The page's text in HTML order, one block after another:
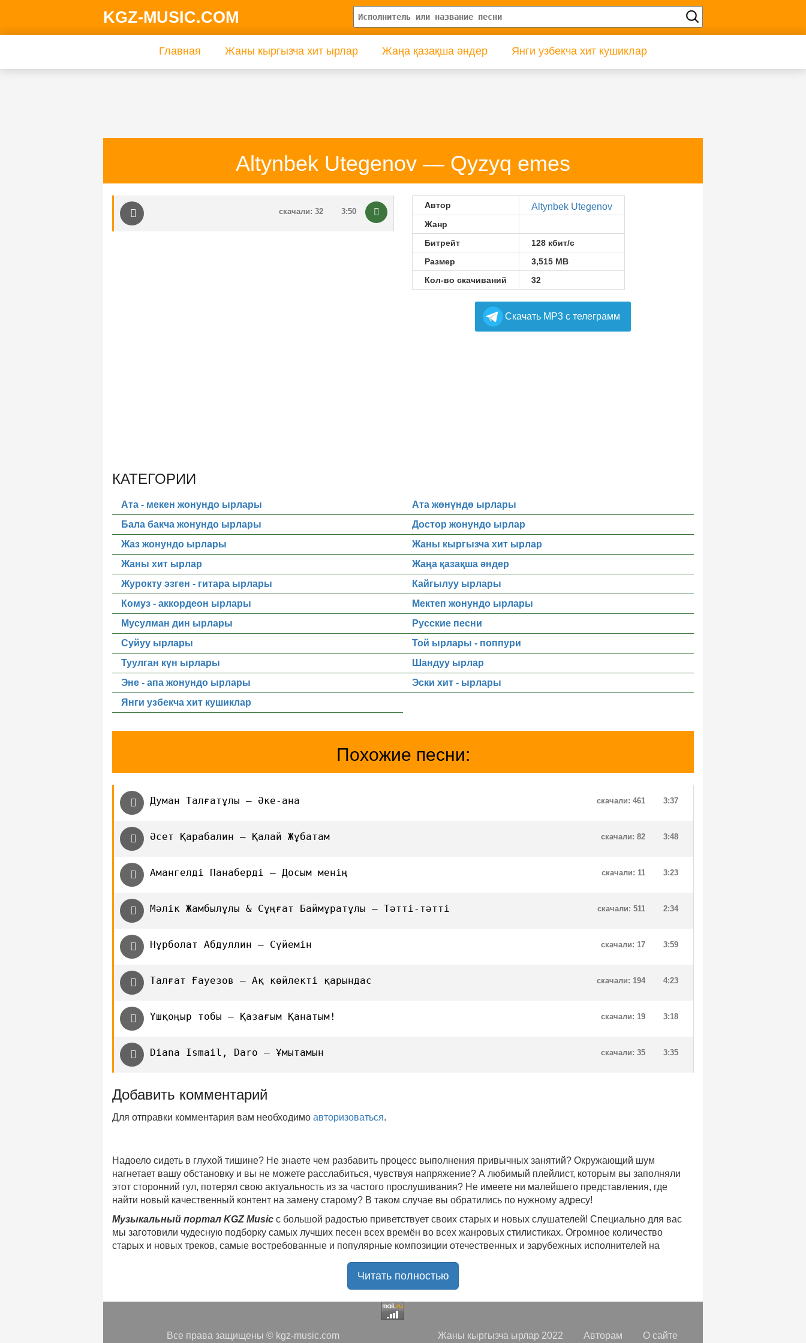
KGZ-MUSIC.COM
Главная Жаны кыргызча хит ырлар Жаңа қазақша әндер Янги узбекча хит кушиклар
Altynbek Utegenov — Qyzyq emes
3:50
скачали: 32
Автор Altynbek Utegenov
Жанр
Битрейт
128 кбит/с
Размер
3,515 MB
Кол-во скачиваний
32
Cкачать MP3 с телеграмм
КАТЕГОРИИ
Ата - мекен жонундо ырлары
Ата жөнүндө ырлары
Бала бакча жонундо ырлары
Достор жонундо ырлар
Жаз жонундо ырлары
Жаны кыргызча хит ырлар
Жаны хит ырлар
Жаңа қазақша әндер
Журокту эзген - гитара ырлары
Кайгылуу ырлары
Комуз - аккордеон ырлары
Мектеп жонундо ырлары
Мусулман дин ырлары
Русские песни
Суйуу ырлары
Той ырлары - поппури
Туулган күн ырлары
Шандуу ырлар
Эне - апа жонундо ырлары
Эски хит - ырлары
Янги узбекча хит кушиклар
Похожие песни:
Думан Талғатұлы — Әке-ана 3:37
скачали: 461
Әсет Қарабалин — Қалай Жұбатам 3:48
скачали: 82
Амангелді Панаберді — Досым менің 3:23
скачали: 11
Мәлік Жамбылұлы & Сұңғат Баймұратұлы — Тәтті-тәтті 2:34
скачали: 511
Нұрболат Абдуллин — Сүйемін 3:59
скачали: 17
Талғат Ғауезов — Ақ көйлекті қарындас 4:23
скачали: 194
Үшқоңыр тобы — Қазағым Қанатым! 3:18
скачали: 19
Diana Ismail, Daro — Ұмытамын 3:35
скачали: 35
Добавить комментарий
Для отправки комментария вам необходимо авторизоваться.
Надоело сидеть в глухой тишине? Не знаете чем разбавить процесс выполнения привычных занятий? Окружающий шум
нагнетает вашу обстановку и вы не можете расслабиться, чувствуя напряжение? А любимый плейлист, которым вы заполняли
этот сторонний гул, потерял свою актуальность из за частого прослушивания? Не имеете ни малейшего представления, где
найти новый качественный контент на замену старому? В таком случае вы обратились по нужному адресу!
Музыкальный портал KGZ Music с большой радостью приветствует своих старых и новых слушателей! Специально для вас
мы заготовили чудесную подборку самых лучших песен всех времён во всех жанровых стилистиках. Огромное количество
старых и новых треков, самые востребованные и популярные композиции отечественных и зарубежных исполнителей на
Мы предоставляем вашему вниманию богатую коллекцию качественной музыки в бесплатном доступе, с возможностью
Самые свежие альбомы
и новые релизы этого года, хиты уходящих и нынешних годов,
Регулярные обновления, постоянные новинки, большой музыкальный ассортимент на любой вкус, и все это только на
платформе KGZ Music. Наша команда с большой ответственностью подходит к созданию подборок, отбирая
самые лучшие
Читать полностью
Все права защищены © kgz-music.com Жаны кыргызча ырлар 2022 Авторам О сайте